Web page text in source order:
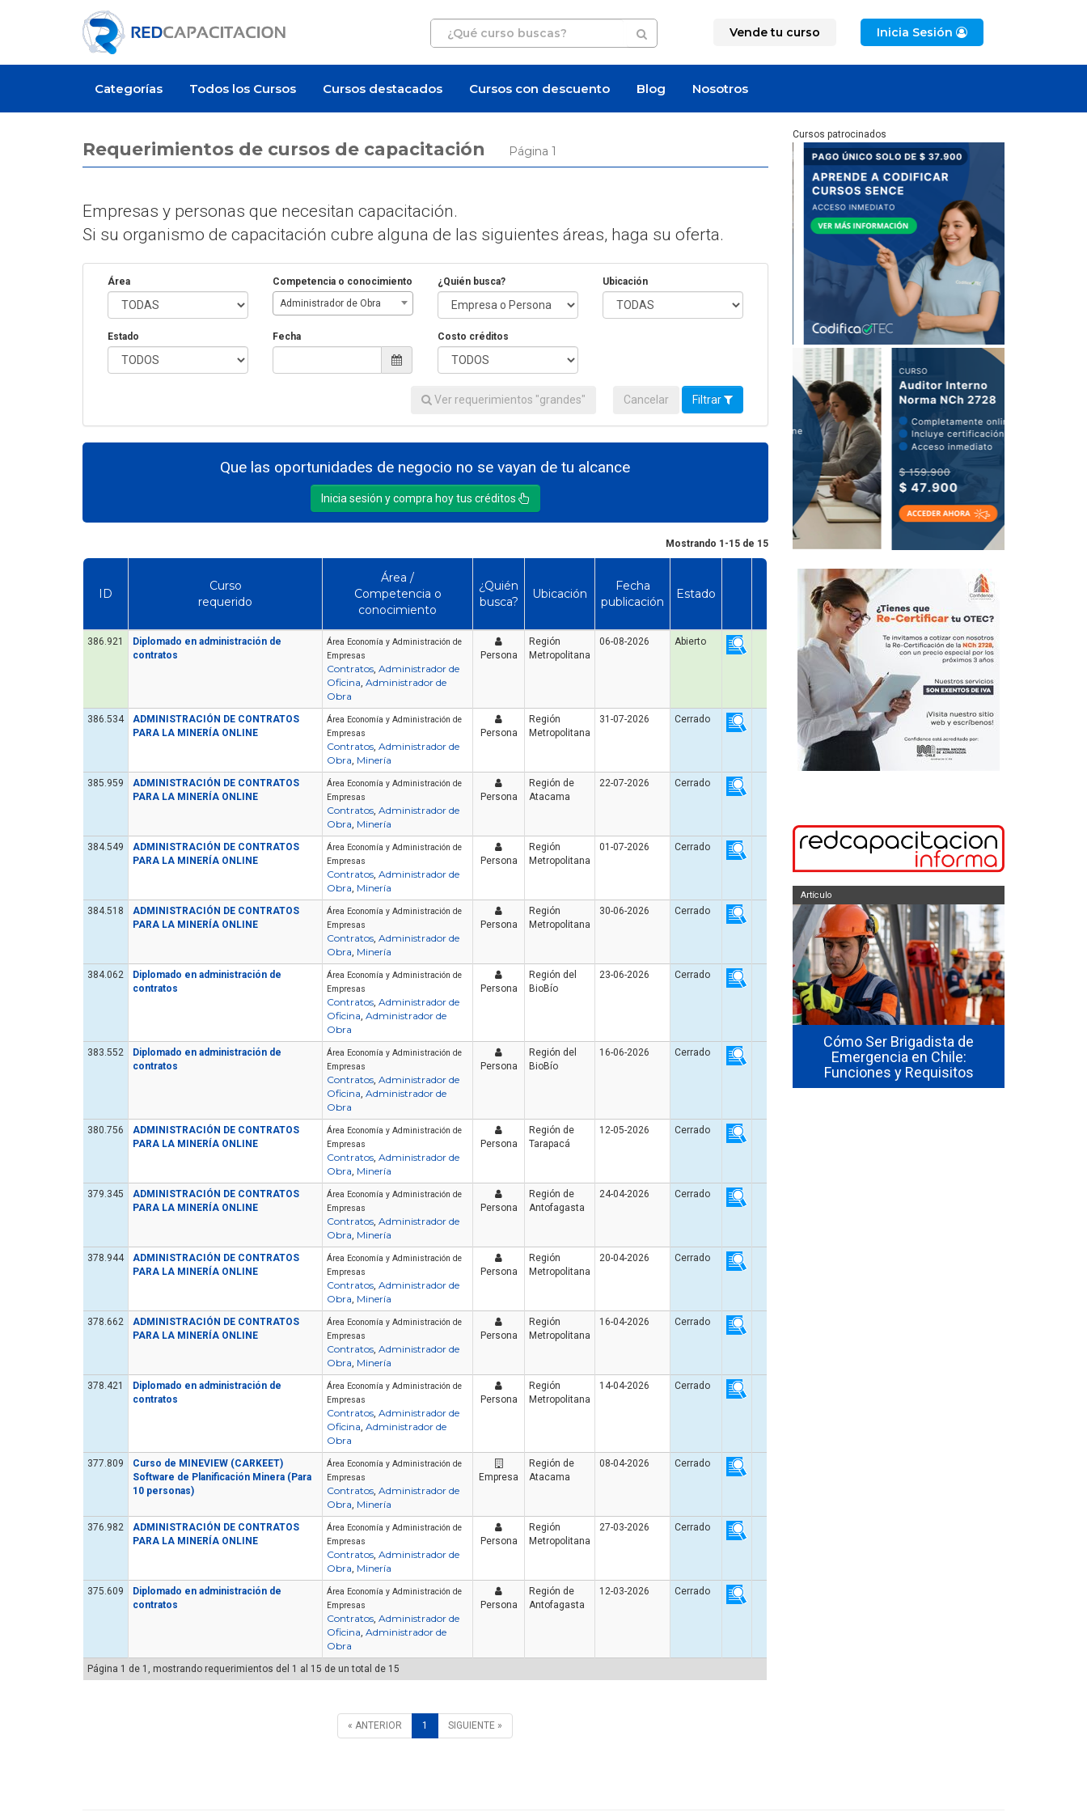
Vende tu curso Inicia Sesión
Categorías Todos los Cursos Cursos destacados Cursos con descuento Blog Nosotros
Requerimientos de cursos de capacitación Página 1
Empresas y personas que necesitan capacitación.
Si su organismo de capacitación cubre alguna de las siguientes áreas, haga su oferta.
Área
Competencia o conocimiento
Administrador de Obra
¿Quién busca? Ubicación
Estado Fecha Costo créditos
Ver requerimientos "grandes" Cancelar Filtrar
Que las oportunidades de negocio no se vayan de tu alcance
Inicia sesión y compra hoy tus créditos
Mostrando 1-15 de 15
ID
Curso
requerido
Área /
Competencia o
conocimiento
¿Quién
busca?
Ubicación
Fecha
publicación
Estado
386.921
Diplomado en administración de
contratos
Área Economía y Administración de
Empresas
Contratos, Administrador de
Oficina, Administrador de
Obra
Persona
Región
Metropolitana
06-08-2026 Abierto
386.534
ADMINISTRACIÓN DE CONTRATOS
PARA LA MINERÍA ONLINE
Área Economía y Administración de
Empresas
Contratos, Administrador de
Obra, Minería
Persona
Región
Metropolitana
31-07-2026 Cerrado
385.959
ADMINISTRACIÓN DE CONTRATOS
PARA LA MINERÍA ONLINE
Área Economía y Administración de
Empresas
Contratos, Administrador de
Obra, Minería
Persona
Región de
Atacama
22-07-2026 Cerrado
384.549
ADMINISTRACIÓN DE CONTRATOS
PARA LA MINERÍA ONLINE
Área Economía y Administración de
Empresas
Contratos, Administrador de
Obra, Minería
Persona
Región
Metropolitana
01-07-2026 Cerrado
384.518
ADMINISTRACIÓN DE CONTRATOS
PARA LA MINERÍA ONLINE
Área Economía y Administración de
Empresas
Contratos, Administrador de
Obra, Minería
Persona
Región
Metropolitana
30-06-2026 Cerrado
384.062
Diplomado en administración de
contratos
Área Economía y Administración de
Empresas
Contratos, Administrador de
Oficina, Administrador de
Obra
Persona
Región del
BioBío
23-06-2026 Cerrado
383.552
Diplomado en administración de
contratos
Área Economía y Administración de
Empresas
Contratos, Administrador de
Oficina, Administrador de
Obra
Persona
Región del
BioBío
16-06-2026 Cerrado
380.756
ADMINISTRACIÓN DE CONTRATOS
PARA LA MINERÍA ONLINE
Área Economía y Administración de
Empresas
Contratos, Administrador de
Obra, Minería
Persona
Región de
Tarapacá
12-05-2026 Cerrado
379.345
ADMINISTRACIÓN DE CONTRATOS
PARA LA MINERÍA ONLINE
Área Economía y Administración de
Empresas
Contratos, Administrador de
Obra, Minería
Persona
Región de
Antofagasta
24-04-2026 Cerrado
378.944
ADMINISTRACIÓN DE CONTRATOS
PARA LA MINERÍA ONLINE
Área Economía y Administración de
Empresas
Contratos, Administrador de
Obra, Minería
Persona
Región
Metropolitana
20-04-2026 Cerrado
378.662
ADMINISTRACIÓN DE CONTRATOS
PARA LA MINERÍA ONLINE
Área Economía y Administración de
Empresas
Contratos, Administrador de
Obra, Minería
Persona
Región
Metropolitana
16-04-2026 Cerrado
378.421
Diplomado en administración de
contratos
Área Economía y Administración de
Empresas
Contratos, Administrador de
Oficina, Administrador de
Obra
Persona
Región
Metropolitana
14-04-2026 Cerrado
377.809
Curso de MINEVIEW (CARKEET)
Software de Planificación Minera (Para
10 personas)
Área Economía y Administración de
Empresas
Contratos, Administrador de
Obra, Minería
Empresa
Región de
Atacama
08-04-2026 Cerrado
376.982
ADMINISTRACIÓN DE CONTRATOS
PARA LA MINERÍA ONLINE
Área Economía y Administración de
Empresas
Contratos, Administrador de
Obra, Minería
Persona
Región
Metropolitana
27-03-2026 Cerrado
375.609
Diplomado en administración de
contratos
Área Economía y Administración de
Empresas
Contratos, Administrador de
Oficina, Administrador de
Obra
Persona
Región de
Antofagasta
12-03-2026 Cerrado
Página 1 de 1, mostrando requerimientos del 1 al 15 de un total de 15
« ANTERIOR 1 SIGUIENTE »
Cursos patrocinados
una Brigada de
en tu Empresa
¿Cuánto cuesta certificarse en
seguridad industrial en Chile
en 2026? El precio real de los
manejo de extintores en Chile
en 2026? Precios reales y qué
incluye cada opción
¿Cuánto dura un curso de uso
y manejo de extintores en
Cómo Ser Brigadista de
Emergencia en Chile:
Funciones y Requisitos
Artículo